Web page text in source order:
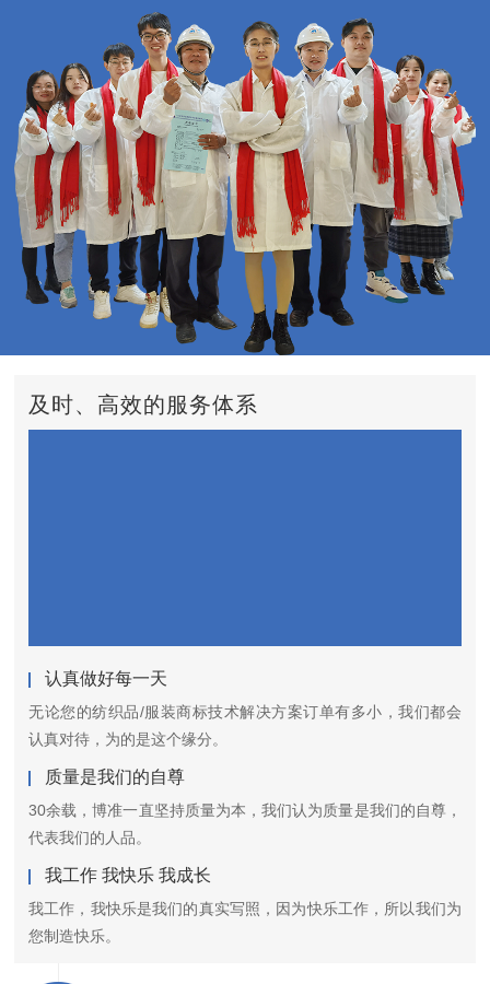
及时、高效的服务体系
认真做好每一天
无论您的纺织品/服装商标技术解决方案订单有多小，我们都会
认真对待，为的是这个缘分。
质量是我们的自尊
30余载，博准一直坚持质量为本，我们认为质量是我们的自尊，
代表我们的人品。
我工作 我快乐 我成长
我工作，我快乐是我们的真实写照，因为快乐工作，所以我们为
您制造快乐。